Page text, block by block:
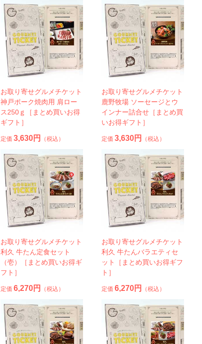
お取り寄せグルメチケット
神戸ポーク焼肉用 肩ロー
ス250ｇ［まとめ買いお得
ギフト］
定価 3,630円 （税込）
お取り寄せグルメチケット
鹿野牧場 ソーセージとウ
インナー詰合せ［まとめ買
いお得ギフト］
定価 3,630円 （税込）
お取り寄せグルメチケット
利久 牛たん定食セット
（壱）［まとめ買いお得ギ
フト］
定価 6,270円 （税込）
お取り寄せグルメチケット
利久 牛たんバラエティセ
ット［まとめ買いお得ギフ
ト］
定価 6,270円 （税込）